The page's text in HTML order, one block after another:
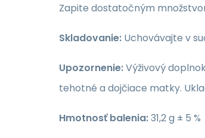
Zapite dostatočným
Skladovanie: Uchovávajte v
Upozornenie:Výživový
tehotné a dojčiace matky.
Hmotnosť balenia:31,2 g ± 5 %